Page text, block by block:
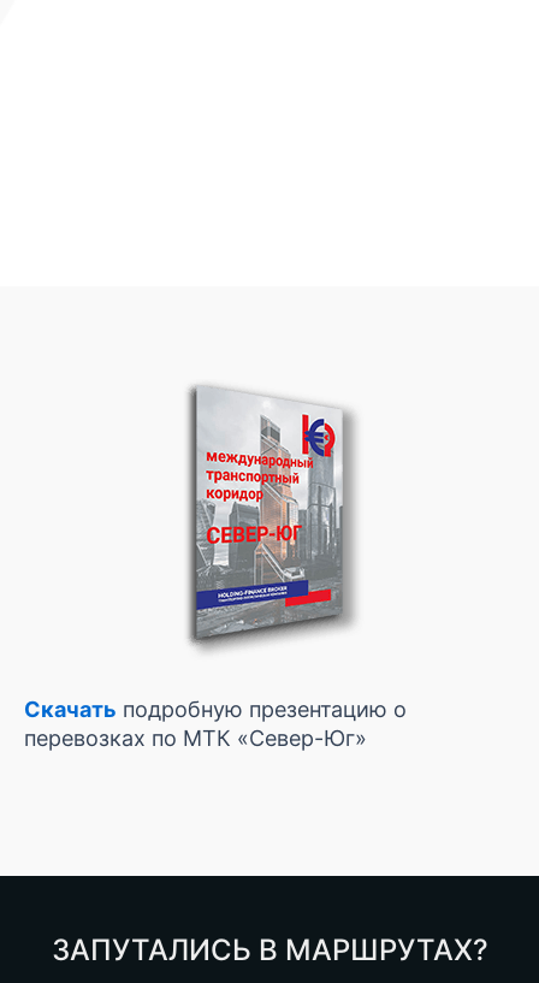
Скачать подробную презентацию о
перевозках по МТК «Север-Юг»
ЗАПУТАЛИСЬ В МАРШРУТАХ?